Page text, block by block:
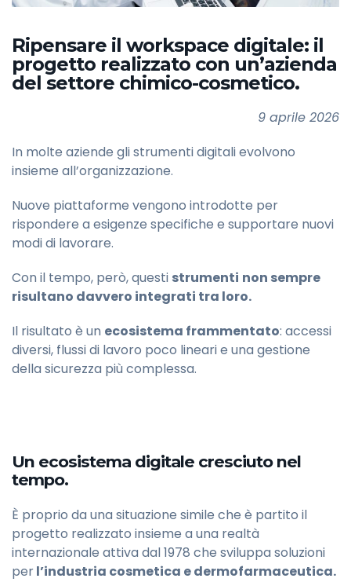
Ripensare il workspace digitale: il
progetto realizzato con un’azienda
del settore chimico-cosmetico.
9 aprile 2026
In molte aziende gli strumenti digitali evolvono
insieme all’organizzazione.
Nuove piattaforme vengono introdotte per
rispondere a esigenze specifiche e supportare nuovi
modi di lavorare.
Con il tempo, però, questi strumenti non sempre
risultano davvero integrati tra loro.
Il risultato è un ecosistema frammentato: accessi
diversi, flussi di lavoro poco lineari e una gestione
della sicurezza più complessa.
Un ecosistema digitale cresciuto nel
tempo.
È proprio da una situazione simile che è partito il
progetto realizzato insieme a una realtà
internazionale attiva dal 1978 che sviluppa soluzioni
perl’industria cosmetica e dermofarmaceutica.